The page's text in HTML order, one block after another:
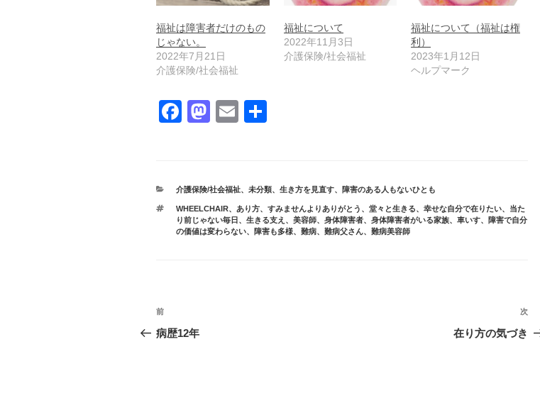
福祉は障害者だけのもの
じゃない。
2022年7月21日
介護保険/社会福祉
福祉について
2022年11月3日
介護保険/社会福祉
福祉について（福祉は権
利）
2023年1月12日
ヘルプマーク
F
e
b
o
M
o
d
o
E
カ
ゴ
リ
ー
介護保険/社会福祉、 未分類、 生き方を見直す、 障害のある人もないひとも
タ
グ
WHEELCHAIR、 あり方、 すみませんよりありがとう 、 堂々と生きる、 幸せな自分で在りたい、
当た
り前じゃない毎日 、 生きる支え 、 美容師、 身体障害者、 身体障害者がいる家族、 車いす、
障害で自分
の価値は変わらない、 障害も多様、 難病、 難病父さん、 難病美容師
投
稿
前
の
前
病歴12年
次
の
次
在り方の気づき